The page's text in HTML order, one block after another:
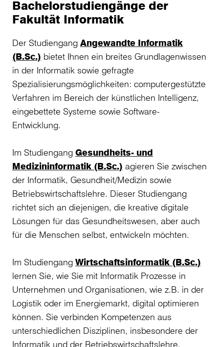
Bachelorstudiengänge der
Fakultät Informatik
Der Studiengang Angewandte Informatik
(B.Sc.) bietet Ihnen ein breites Grundlagenwissen
in der Informatik sowie gefragte
Spezialisierungsmöglichkeiten: computergestützte
Verfahren im Bereich der künstlichen Intelligenz,
eingebettete Systeme sowie Software-
Entwicklung.
Im Studiengang Gesundheits- und
Medizininformatik (B.Sc.) agieren Sie zwischen
der Informatik, Gesundheit/Medizin sowie
Betriebswirtschaftslehre. Dieser Studiengang
richtet sich an diejenigen, die kreative digitale
Lösungen für das Gesundheitswesen, aber auch
für die Menschen selbst, entwickeln möchten.
Im Studiengang Wirtschaftsinformatik (B.Sc.)
lernen Sie, wie Sie mit Informatik Prozesse in
Unternehmen und Organisationen, wie z.B. in der
Logistik oder im Energiemarkt, digital optimieren
können. Sie verbinden Kompetenzen aus
unterschiedlichen Disziplinen, insbesondere der
Informatik und der Betriebswirtschaftslehre.